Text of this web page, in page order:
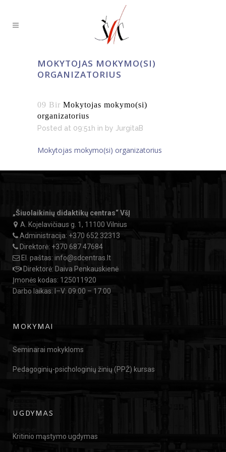
MOKYTOJAS MOKYMO(SI)
ORGANIZATORIUS
09 Bir Mokytojas mokymo(si)
organizatorius
Posted at 09:51h in by JurgitaB
Mokytojas mokymo(si) organizatorius
„Šiuolaikinių didaktikų centras“ VšĮ
A. Kojelavičiaus g. 1, 11100 Vilnius
Administracija: +370 652 32313
Direktorė: +370 687 47684
El. paštas: info@sdcentras.lt
Direktorė: Daiva Penkauskienė
Įmonės kodas: 125011920
Darbo laikas: I–V: 09:00 – 17:00
MOKYMAI
Seminarai mokykloms
Pedagoginių-psichologinių žinių (PPŽ) kursas
UGDYMAS
Kritinio mąstymo ugdymas